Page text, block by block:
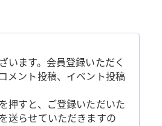
います。会員登録いただく
メント投稿、イベント投稿
押すと、ご登録いただいた
送らせていただきますの